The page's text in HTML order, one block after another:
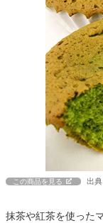
この商品を見る 出
抹茶や紅茶を使った